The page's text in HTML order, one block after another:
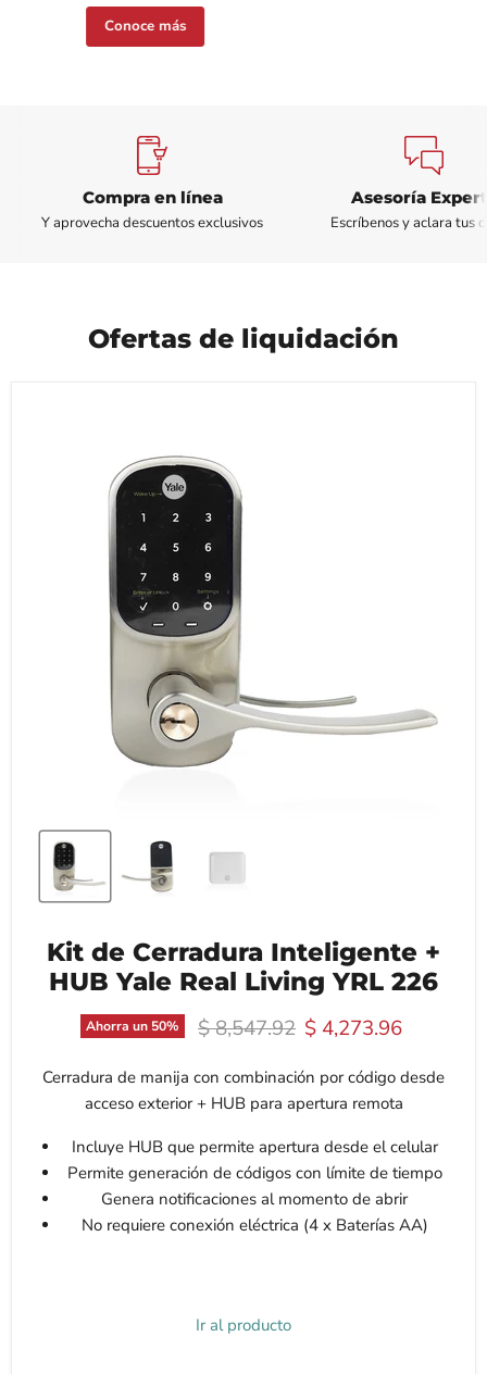
Pisos y Muros
Compra en línea
Y aprovecha descuentos exclusivos
Asesoría
Escríbenos y aclara tus
Ofertas de liquidación
Kit de Cerradura Inteligente +
HUB Yale Real Living YRL 226
Ahorra un50% Precio original
$ 8,547.92 Precio actual
$ 4,273.96
Cerradura de manija con combinación por código desde
acceso exterior + HUB para apertura remota
Incluye HUB que permite apertura desde el celular
Permite generación de códigos con límite de tiempo
Genera notificaciones al momento de abrir
No requiere conexión eléctrica (4 x Baterías AA)
Ir al producto